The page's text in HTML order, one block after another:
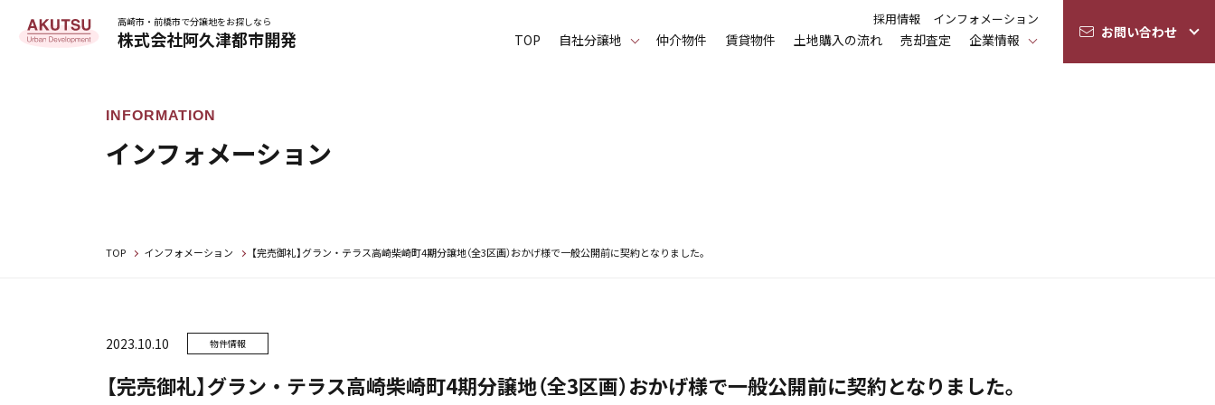
高崎市・前橋市で分譲地をお探しなら
株式会社阿久津都市開発
採用情報 インフォメーション
TOP ⾃社分譲地 仲介物件 賃貸物件 土地購入の流れ 売却査定 企業情報 お問い合わせ
インフォメーション
TOP インフォメーション 【完売御礼】グラン・テラス高崎柴崎町4期分譲地（全3区画）おかげ様で一般公開前に契約となりました。
2023.10.10 物件情報
【完売御礼】グラン・テラス高崎柴崎町4期分譲地（全3区画）おかげ様で一般公開前に契約となりました。